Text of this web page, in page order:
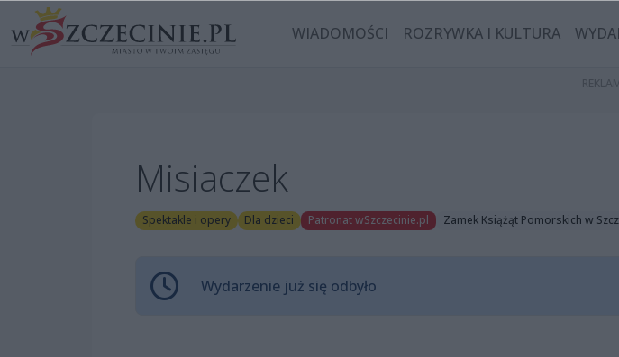
WIADOMOŚCI ROZRYWKA I KULTURA
Misiaczek
Spektakle i opery Dla dzieci Patronat wSzczecinie.pl Zamek Książąt Pomorskich w
Wydarzenie już się odbyło